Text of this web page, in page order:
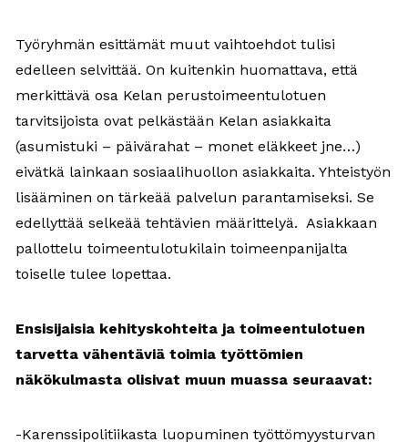
Työryhmän esittämät muut vaihtoehdot tulisi
edelleen selvittää. On kuitenkin huomattava, että
merkittävä osa Kelan perustoimeentulotuen
tarvitsijoista ovat pelkästään Kelan asiakkaita
(asumistuki – päivärahat – monet eläkkeet jne…)
eivätkä lainkaan sosiaalihuollon asiakkaita. Yhteistyön
lisääminen on tärkeää palvelun parantamiseksi. Se
edellyttää selkeää tehtävien määrittelyä. Asiakkaan
pallottelu toimeentulotukilain toimeenpanijalta
toiselle tulee lopettaa.
Ensisijaisia kehityskohteita ja toimeentulotuen
tarvetta vähentäviä toimia työttömien
näkökulmasta olisivat muun muassa seuraavat:
-Karenssipolitiikasta luopuminen työttömyysturvan